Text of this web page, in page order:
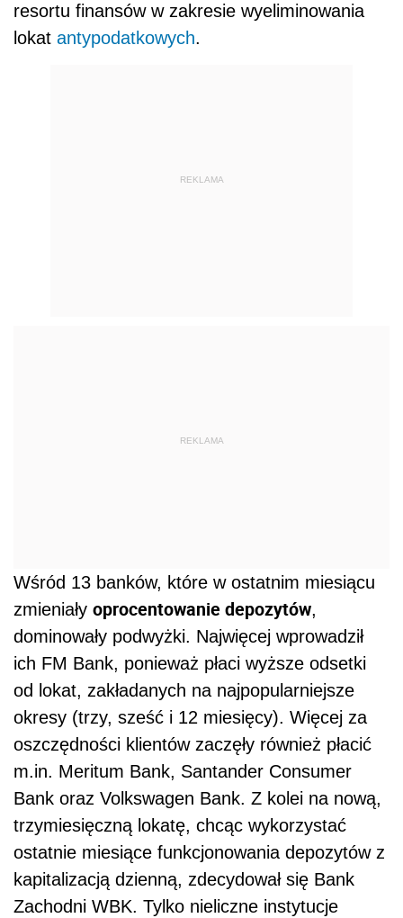
resortu finansów w zakresie wyeliminowania
lokat antypodatkowych.
REKLAMA
REKLAMA
Wśród 13 banków, które w ostatnim miesiącu
zmieniały oprocentowanie depozytów,
dominowały podwyżki. Najwięcej wprowadził
ich FM Bank, ponieważ płaci wyższe odsetki
od lokat, zakładanych na najpopularniejsze
okresy (trzy, sześć i 12 miesięcy). Więcej za
oszczędności klientów zaczęły również płacić
m.in. Meritum Bank, Santander Consumer
Bank oraz Volkswagen Bank. Z kolei na nową,
trzymiesięczną lokatę, chcąc wykorzystać
ostatnie miesiące funkcjonowania depozytów z
kapitalizacją dzienną, zdecydował się Bank
Zachodni WBK. Tylko nieliczne instytucje